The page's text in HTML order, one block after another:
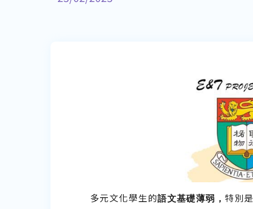
多元文化學生的語文基礎薄弱，特別是